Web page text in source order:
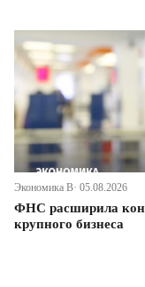
Экономика В· 05.08.2026
ФНС расширила
крупного бизнеса